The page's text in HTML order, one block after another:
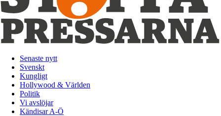
Senaste nytt
Svenskt
Kungligt
Hollywood & Världen
Politik
Vi avslöjar
Kändisar A-Ö